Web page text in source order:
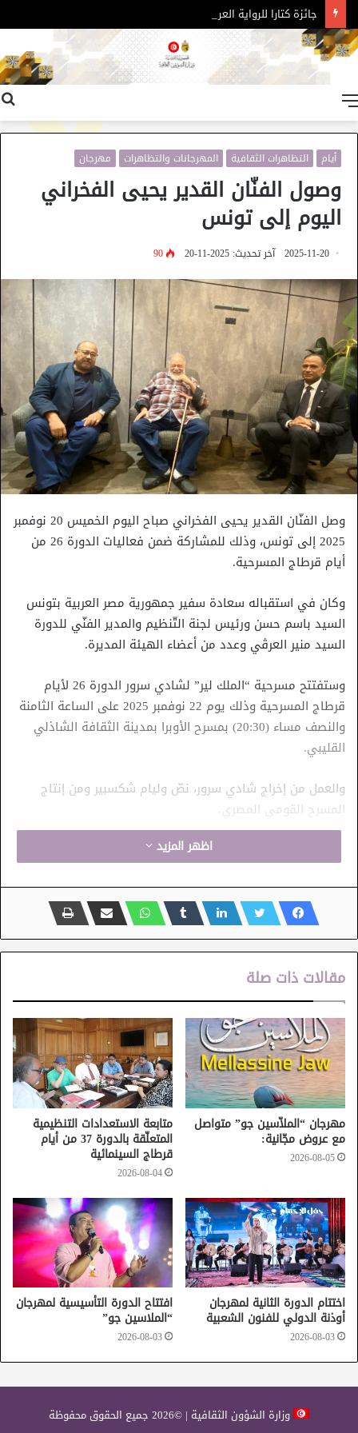
جائزة كتارا للرواية العربية – الدورة 11
أيام التظاهرات الثقافية المهرجانات والتظاهرات مهرجان
وصول الفنّان القدير يحيى الفخراني
اليوم إلى تونس
2025-11-20 آخر تحديث: 2025-11-20 90
وصل الفنّان القدير يحيى الفخراني صباح اليوم الخميس 20 نوفمبر
2025 إلى تونس، وذلك للمشاركة ضمن فعاليات الدورة 26 من
أيام قرطاج المسرحية.
وكان في استقباله سعادة سفير جمهورية مصر العربية بتونس
السيد باسم حسن ورئيس لجنة التّنظيم والمدير الفنّي للدورة
السيد منير العرڨي وعدد من أعضاء الهيئة المديرة.
وستفتتح مسرحية “الملك لير” لشادي سرور الدورة 26 لأيام
قرطاج المسرحية وذلك يوم 22 نوفمبر 2025 على الساعة الثامنة
والنصف مساء (20:30) بمسرح الأوبرا بمدينة الثقافة الشاذلي
القليبي.
والعمل من إخراج شادي سرور، نصّ وليام شكسبير ومن إنتاج
المسرح القومي المصري.
أيام قرطاج المسرحية
اظهر المزيد
مقالات ذات صلة
مهرجان “الملاّسين جو” متواصل
مع عروض مجّانية:
2026-08-05
متابعة الاستعدادات التنظيمية
المتعلّقة بالدورة 37 من أيام
قرطاج السينمائية
2026-08-04
اختتام الدورة الثانية لمهرجان
أوذنة الدولي للفنون الشعبية
2026-08-03
افتتاح الدورة التأسيسية لمهرجان
“الملاسين جو”
2026-08-03
وزارة الشؤون الثقافية | ©2026 جميع الحقوق محفوظة